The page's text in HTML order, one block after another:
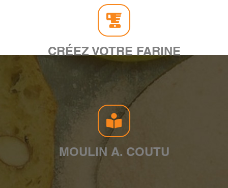
CRÉEZ VOTRE FARINE
MOULIN A. COUTU